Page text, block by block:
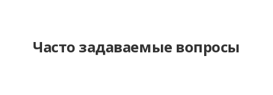
Часто задаваемые вопросы